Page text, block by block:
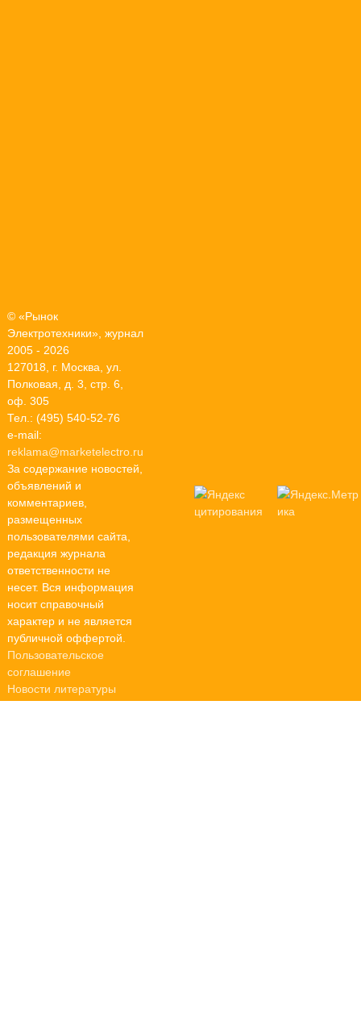
© «Рынок
Электротехники», журнал
2005 - 2026
127018, г. Москва, ул.
Полковая, д. 3, стр. 6,
оф. 305
Тел.: (495) 540-52-76
e-mail:
reklama@marketelectro.ru
За содержание новостей,
объявлений и
комментариев,
размещенных
пользователями сайта,
редакция журнала
ответственности не
несет. Вся информация
носит справочный
характер и не является
публичной оффертой.
Пользовательское
соглашение
Новости литературы